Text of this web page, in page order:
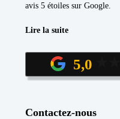
avis 5 étoiles sur Google.
Lire la suite
5,0
Contactez-nous